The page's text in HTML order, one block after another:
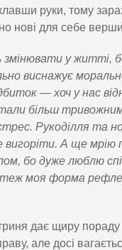
руки, тому
нові для себе
у житті,
виснажує
— хоч у нас
більш
Рукоділля та
А ще мрію
бо дуже люблю
моя форма
дає щиру пораду
але досі